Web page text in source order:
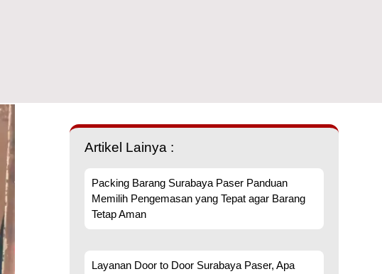
Artikel Lainya :
Packing Barang Surabaya Paser Panduan
Memilih Pengemasan yang Tepat agar Barang
Tetap Aman
Layanan Door to Door Surabaya Paser, Apa